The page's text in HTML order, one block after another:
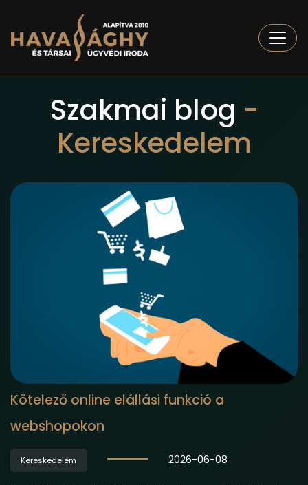
Szakmai blog -
Kereskedelem
Kötelező online elállási funkció a
webshopokon
Kereskedelem 2026-06-08